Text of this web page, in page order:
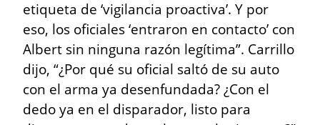
etiqueta de ‘vigilancia proactiva’. Y por
eso, los oficiales ‘entraron en contacto’ con
Albert sin ninguna razón legítima”. Carrillo
dijo, “¿Por qué su oficial saltó de su auto
con el arma ya desenfundada? ¿Con el
dedo ya en el disparador, listo para